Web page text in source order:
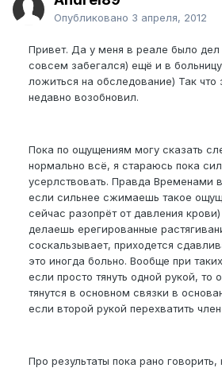
Опубликовано 3 апреля, 2012
Привет. Да у меня в реале было дел
совсем забегался) ещё и в
ложиться на обследование) Так что
недавно возобновил.
Пока по ощущениям могу сказать
нормально всё, я стараюсь пока
усерлствовать. Правда Временами
если сильнее сжимаешь такое
сейчас разопрёт от давления
делаешь ерегированные
соскальзывает, приходется
это иногда больно. Вообще при
если просто тянуть одной рукой, то
тянутся в основном связки в
если второй рукой перехватить
Про результаты пока рано